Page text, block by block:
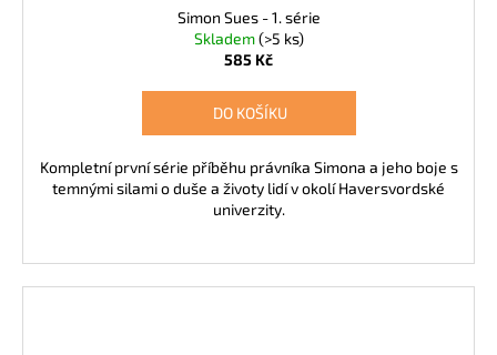
Simon Sues - 1. série
Skladem(>5 ks)
585 Kč
DO KOŠÍKU
Kompletní první série příběhu právníka Simona a jeho boje s
temnými silami o duše a životy lidí v okolí Haversvordské
univerzity.